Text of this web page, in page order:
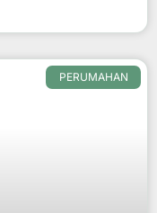
PERUMAHAN